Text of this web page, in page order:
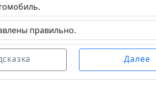
правильно.
Далее